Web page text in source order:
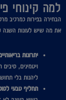
למה קינוחי
הבחירה בפירות כמרכיב
את מה שיש לעונות השנה
יתרונות
ויטמינים,
ליהנות בלי
תחליף טבעי